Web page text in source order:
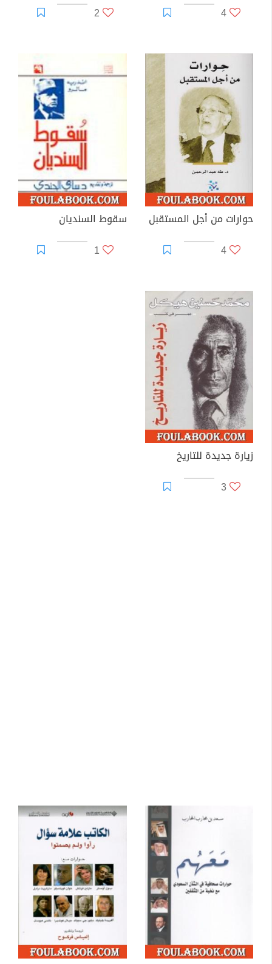
4
2
حوارات من أجل المستقبل
4
سقوط السنديان
1
زيارة جديدة للتاريخ
3